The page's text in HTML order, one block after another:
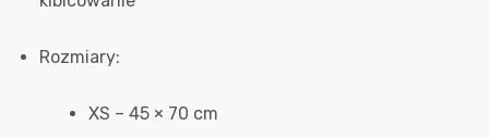
Rozmiary:
XS – 45 × 70 cm